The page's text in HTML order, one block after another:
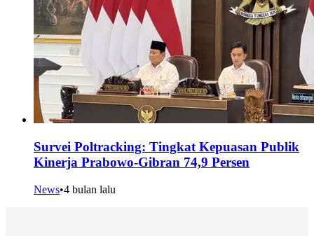
Survei Poltracking: Tingkat Kepuasan Publik
Kinerja Prabowo-Gibran 74,9 Persen
News•4 bulan lalu